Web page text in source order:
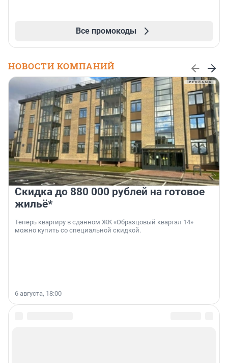
Все промокоды
НОВОСТИ КОМПАНИЙ
Скидка до 880 000 рублей на готовое
жильё*
Теперь квартиру в сданном ЖК «Образцовый квартал 14»
можно купить со специальной скидкой.
6 августа, 18:00